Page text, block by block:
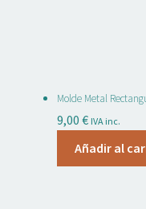
Molde Metal
9,00 € IVA inc.
Añadir al